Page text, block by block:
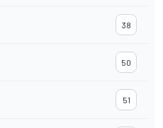
38
50
51